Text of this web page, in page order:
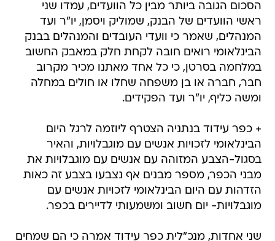
הסכום הגובה ביותר מבין כל הוועדים, עמדו שני
ראשי הוועדים של הבנק, שמוליק ויסמן, יו"ר ועד
המנהלים, שאמר כי וועדי העובדים והמנהלים בבנק
הבינלאומי רואים חובה לקחת חלק במאבק החשוב
במלחמה בסרטן, כי כל אחד מאתנו מכיר מקרוב
חבר, חברה או בן משפחה שחלו או חולים במחלה
ומשה כליף, יו"ר ועד הפקידים.
+ כפר עידוד בנתניה הצטרף ליוזמה לרגל היום
הבינלאומי לזכויות אנשים עם מוגבלויות, והאיר
בסגול-הצבע המזוהה עם אנשים עם מוגבלויות את
מבני הכפר, מספר מבנים אף נצבעו בצבע זה כאות
הזדהות עם היום הבינלאומי לזכויות אנשים עם
מוגבלויות- יום חשוב ומשמעותי לדיירים בכפר.
שני אחדות, מנכ"לית כפר עידוד אמרה כי הם שמחים